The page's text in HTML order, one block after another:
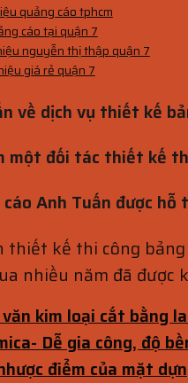
quảng cáo tphcm
cáo tại quận 7
nguyễn thị thập quận 7
giá rẻ quận 7
về dịch vụ thiết kế
một đối tác thiết kế
Anh Tuấn được
thiết kế thi công
nhiều năm đã được
kim loại cắt bằng
Dễ gia công, độ
điểm của mặt